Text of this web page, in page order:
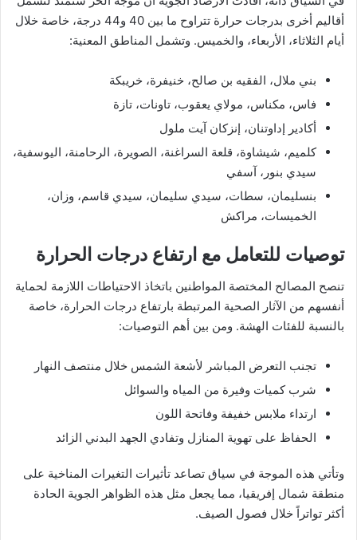
أقاليم أخرى بدرجات حرارة تتراوح ما بين 40 و44 درجة، خاصة خلال
أيام الثلاثاء، الأربعاء، والخميس. وتشمل المناطق المعنية:
بني ملال، الفقيه بن صالح، خنيفرة، خريبكة
فاس، مكناس، مولاي يعقوب، تاونات، تازة
أكادير إداوتنان، إنزكان آيت ملول
كلميم، شيشاوة، قلعة السراغنة، الصويرة، الرحامنة، اليوسفية،
سيدي بنور، آسفي
بنسليمان، سطات، سيدي سليمان، سيدي قاسم، وزان،
الخميسات، مراكش
توصيات للتعامل مع ارتفاع درجات الحرارة
تنصح المصالح المختصة المواطنين باتخاذ الاحتياطات اللازمة لحماية
أنفسهم من الآثار الصحية المرتبطة بارتفاع درجات الحرارة، خاصة
بالنسبة للفئات الهشة. ومن بين أهم التوصيات:
تجنب التعرض المباشر لأشعة الشمس خلال منتصف النهار
شرب كميات وفيرة من المياه والسوائل
ارتداء ملابس خفيفة وفاتحة اللون
الحفاظ على تهوية المنازل وتفادي الجهد البدني الزائد
وتأتي هذه الموجة في سياق تصاعد تأثيرات التغيرات المناخية على
منطقة شمال إفريقيا، مما يجعل مثل هذه الظواهر الجوية الحادة
أكثر تواتراً خلال فصول الصيف.